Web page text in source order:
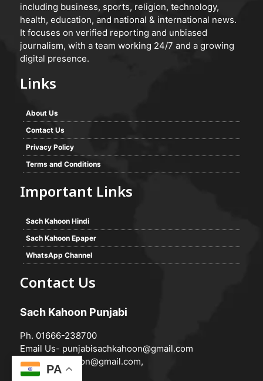
including business, sports, religion, technology,
health, education, and national & international news.
It focuses on verified reporting and unbiased
journalism, with a team working 24/7 and a growing
digital presence.
Links
About Us
Contact Us
Privacy Policy
Terms and Conditions
Important Links
Sach Kahoon Hindi
Sach Kahoon Epaper
WhatsApp Channel
Contact Us
Sach Kahoon Punjabi
Ph. 01666-238700
Email Us- punjabisachkahoon@gmail.com
hindisachkahoon@gmail.com,
PA